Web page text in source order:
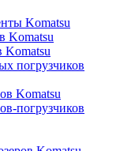
Komatsu
Komatsu
Komatsu
погрузчиков
Komatsu
погрузчиков